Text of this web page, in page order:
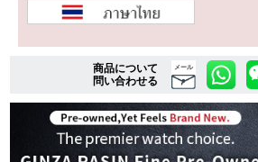
複数条件で商品を絞
詳細検索はこちら
商品について
問い合わせる
メール